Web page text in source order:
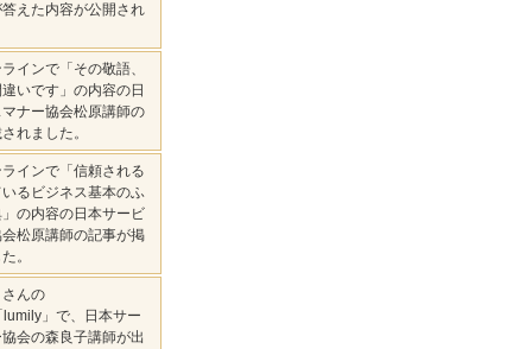
えた内容が公開され
インで「その敬語、
いです」の内容の日
ナー協会松原講師の
れました。
インで「信頼される
いるビジネス基本のふ
の内容の日本サービ
松原講師の記事が掲
。
んの
」で、日本サー
会の森良子講師が出